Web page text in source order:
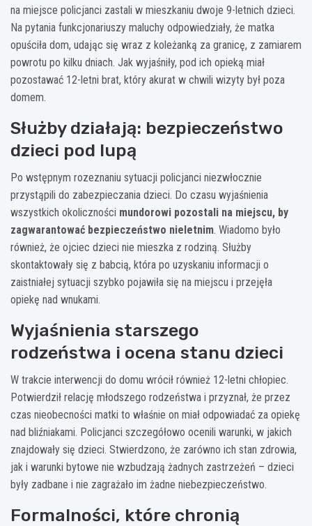
na miejsce policjanci zastali w mieszkaniu dwoje 9-letnich dzieci.
Na pytania funkcjonariuszy maluchy odpowiedziały, że matka
opuściła dom, udając się wraz z koleżanką za granicę, z zamiarem
powrotu po kilku dniach. Jak wyjaśniły, pod ich opieką miał
pozostawać 12-letni brat, który akurat w chwili wizyty był poza
domem.
Służby działają: bezpieczeństwo
dzieci pod lupą
Po wstępnym rozeznaniu sytuacji policjanci niezwłocznie
przystąpili do zabezpieczania dzieci. Do czasu wyjaśnienia
wszystkich okoliczności mundorowi pozostali na miejscu, by
zagwarantować bezpieczeństwo nieletnim. Wiadomo było
również, że ojciec dzieci nie mieszka z rodziną. Służby
skontaktowały się z babcią, która po uzyskaniu informacji o
zaistniałej sytuacji szybko pojawiła się na miejscu i przejęła
opiekę nad wnukami.
Wyjaśnienia starszego
rodzeństwa i ocena stanu dzieci
W trakcie interwencji do domu wrócił również 12-letni chłopiec.
Potwierdził relację młodszego rodzeństwa i przyznał, że przez
czas nieobecności matki to właśnie on miał odpowiadać za opiekę
nad bliźniakami. Policjanci szczegółowo ocenili warunki, w jakich
znajdowały się dzieci. Stwierdzono, że zarówno ich stan zdrowia,
jak i warunki bytowe nie wzbudzają żadnych zastrzeżeń – dzieci
były zadbane i nie zagrażało im żadne niebezpieczeństwo.
Formalności, które chronią